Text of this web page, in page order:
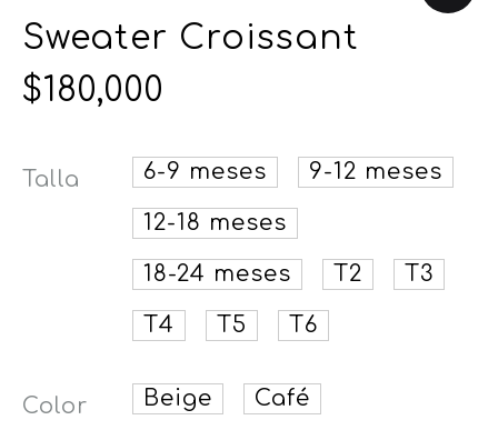
Sweater Croissant
$180,000
Talla 6-9 meses
9-12 meses
12-18 meses
18-24 meses
T2
T3
T4
T5 T6
Color Beige Café